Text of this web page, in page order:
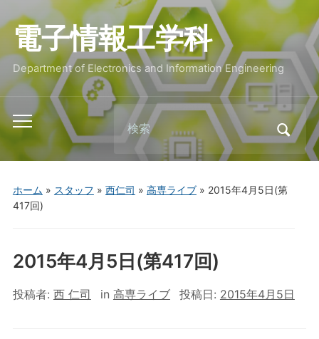
電子情報工学科
Department of Electronics and Information Engineering
Toggle
mobile
menu
Search
for:
ホーム » スタッフ » 西仁司 » 高専ライブ» 2015年4月5日(第
417回)
2015年4月5日(第417回)
投稿者: 西 仁司 in 高専ライブ 投稿日: 2015年4月5日